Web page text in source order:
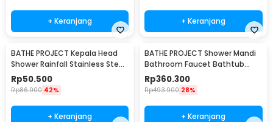
+ Keranjang + Keranjang
BATHE PROJECT Kepala Head
Shower Rainfall Stainless Steel
Square 8Inch - 201
Rp50.500
Rp86.900 42%
+ Keranjang
BATHE PROJECT Shower Mandi
Bathroom Faucet Bathtub
Mixer 3 Way - B002
Rp360.300
Rp493.900 28%
+ Keranjang